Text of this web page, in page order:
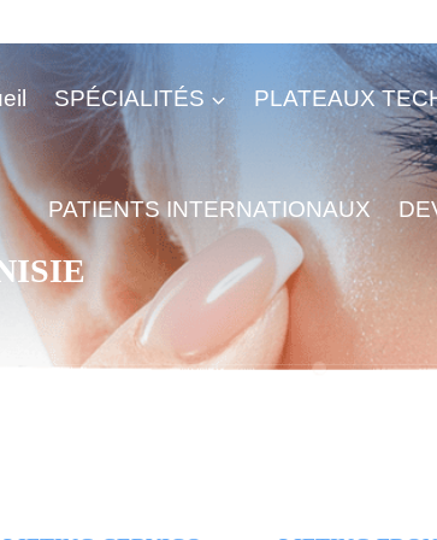
SPÉCIALITÉS PLATEAUX
PATIENTS INTERNATIONAUX